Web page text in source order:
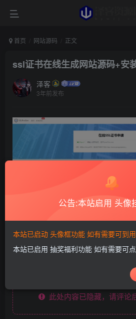
首页 网站源码 正文
ssl证书在线生成网站源码+安
泽客
3年前发布
ssl证书在线生成网站源码+安装
此处内容已隐藏，请评论
公告:本站启用 头像
本站已启动 头像框功能 如有需要可到
本站已启用 抽奖福利功能 如有需要可